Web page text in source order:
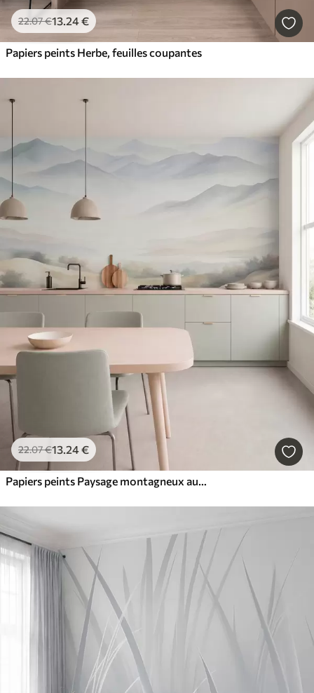
22.07€13.24€
Papiers peints Herbe, feuilles coupantes
22.07€13.24€
Papiers peints Paysage montagneux aux reliefs variés